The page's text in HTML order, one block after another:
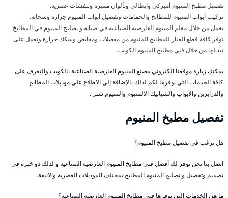
تفصيل مطبخ المنيوم أميركي وايطالي وبألوان مميزة وبنقشات عصرية.
تركيب أبواب المنيوم للمطابخ والحمامات وتفصيل أبواب المنيوم جرارة وسحابة.
نعمل من خلال معلم المنيوم العارضية الصناعية في صيانة و تصليح المنيوم في المطابخ
نوفر كافة قطع الغيار للمطابخ المنيوم من مفصلات ومقابض وسكك جرارة ونعمل على
تبديلها من خلال فني مطابخ المنيوم الكويت.
يمكنك زيارة موقعنا الكتروني مصنع المنيوم العارضية الصناعية بالكويت والتعرف على
كافة الخدمات التي نوفرها لكم لذلك بالإضافة إلى الاطلاع على موديلات المطابخ
والدرابزين والابواب والشبابيك الالمنيوم والمنيوم شتر .
تفصيل مطبخ المنيوم
هل ترغب في تفصيل مطبخ المنيوم؟
اتصل بنا نحن نوفر لك أفضل فني مطابخ المنيوم العارضية الصناعية و لذلك ذو خبرة في
تصميم وتفصيل و تصليح المنيوم المطابخ بمختلف الموديلات العصرية والانيقة.
ما هي الخدمات التي يوفرها فني مطابخ المنيوم العارضية الصناعية؟